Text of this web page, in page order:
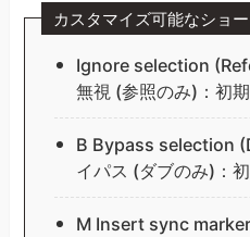
カスタマイズ可能なショ
Ignore selection
無視 (参照のみ)：初期
B Bypass selection
イパス (ダブのみ)：初
M Insert sync